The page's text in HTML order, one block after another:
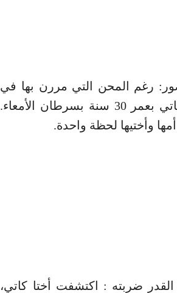
رغم المحن التي مررن بها في
طفولتهن، لم تجعل الحياة الأمور سهلة عليهن : أصيبت كاتي بعمر 30 سنة بسرطان الأمعاء.
وأختيها لحظة واحدة.
ضربته : اكتشفت أختا كاتي،